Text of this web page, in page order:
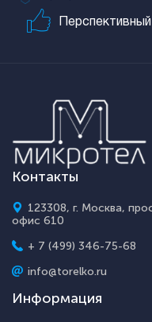
Перспективный
Контакты
123308, г. Москва,
офис 610
+ 7 (499) 346-75-68
info@torelko.ru
Информация